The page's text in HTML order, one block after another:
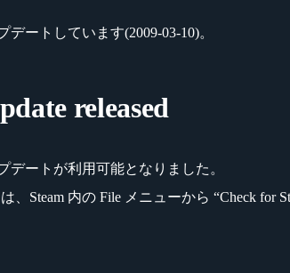
デートしています(2009-03-10)。
released
デートが利用可能となりました。
、Steam 内の File メニューから “Check for